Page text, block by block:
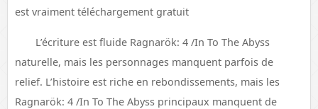
est vraiment téléchargement gratuit
L’écriture est fluide Ragnarök: 4 /In To The Abyss
naturelle, mais les personnages manquent parfois de
relief. L’histoire est riche en rebondissements, mais les
Ragnarök: 4 /In To The Abyss principaux manquent de